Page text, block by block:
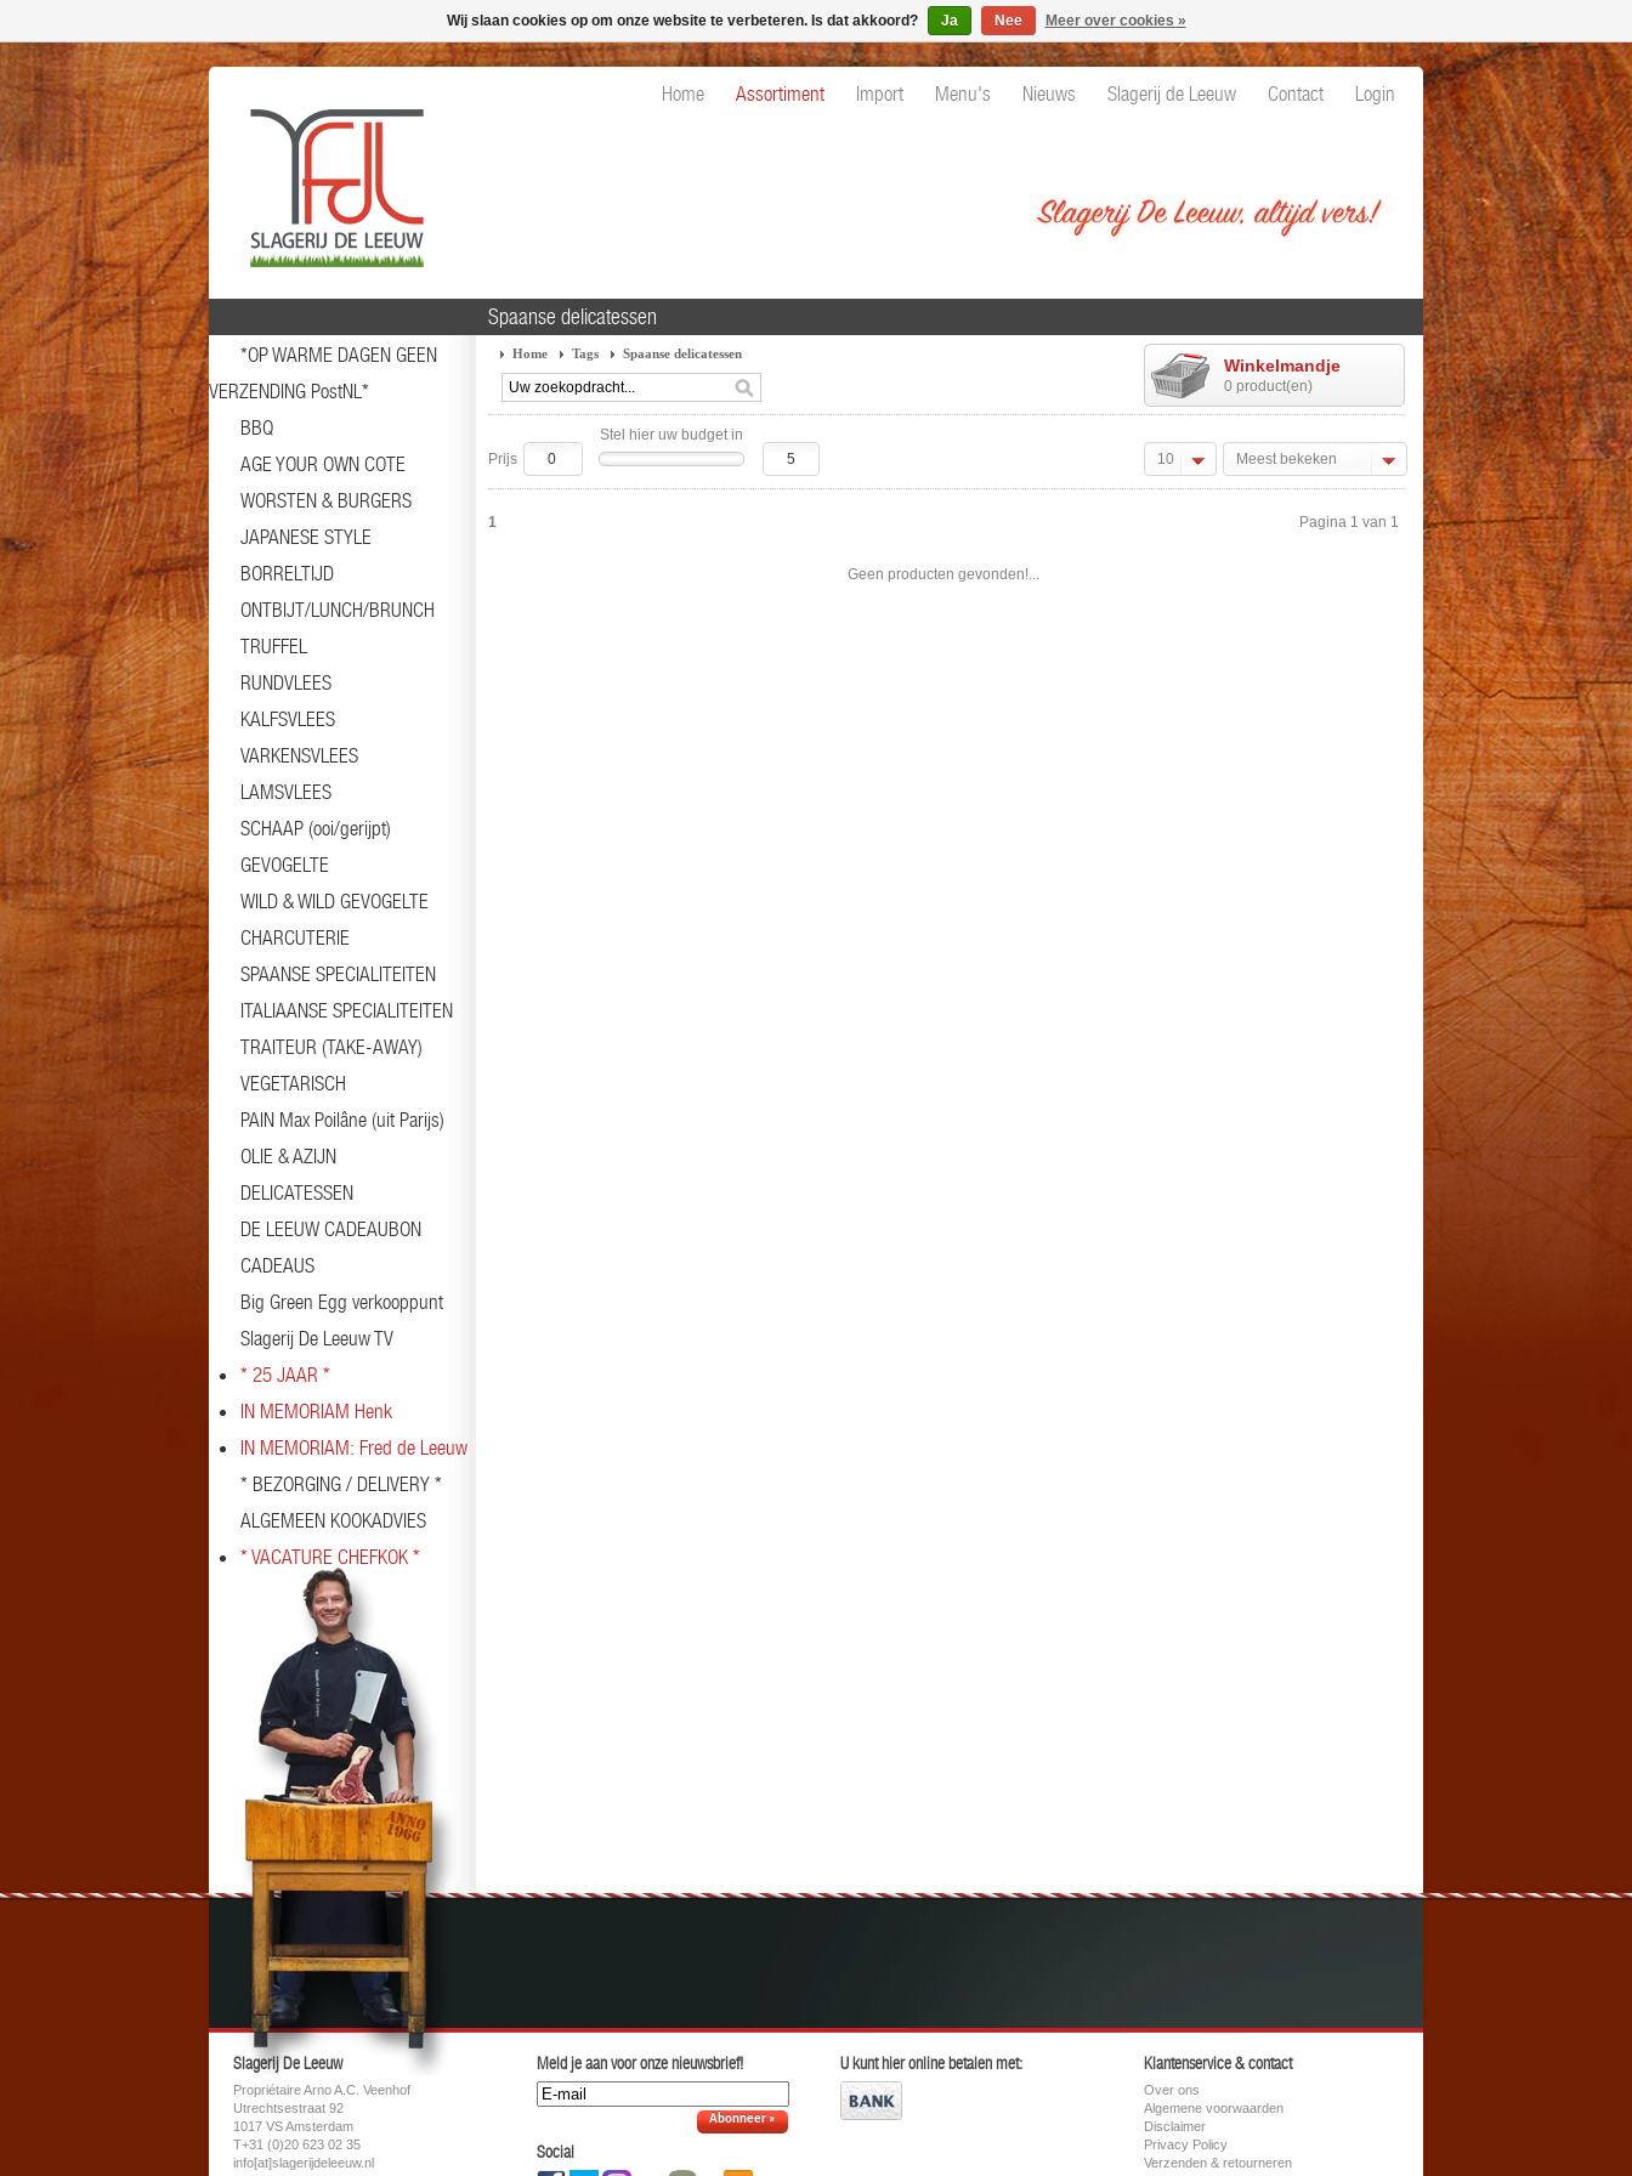
Home Assortiment Import Menu's Nieuws Slagerij de Leeuw Contact Login
*OP WARME DAGEN GEEN
VERZENDING PostNL*
BBQ
AGE YOUR OWN COTE
WORSTEN & BURGERS
JAPANESE STYLE
BORRELTIJD
ONTBIJT/LUNCH/BRUNCH
TRUFFEL
RUNDVLEES
KALFSVLEES
VARKENSVLEES
LAMSVLEES
SCHAAP (ooi/gerijpt)
GEVOGELTE
WILD & WILD GEVOGELTE
CHARCUTERIE
SPAANSE SPECIALITEITEN
ITALIAANSE SPECIALITEITEN
TRAITEUR (TAKE-AWAY)
VEGETARISCH
PAIN Max Poilâne (uit Parijs)
OLIE & AZIJN
DELICATESSEN
DE LEEUW CADEAUBON
CADEAUS
Big Green Egg verkooppunt
Slagerij De Leeuw TV
* 25 JAAR *
IN MEMORIAM Henk
IN MEMORIAM: Fred de Leeuw
* BEZORGING / DELIVERY *
ALGEMEEN KOOKADVIES
* VACATURE CHEFKOK *
Spaanse delicatessen
Home Tags Spaanse delicatessen
Winkelmandje
0 product(en)
Stel hier uw budget in
Prijs
10 Meest bekeken
Geen producten gevonden!...
1 Pagina 1 van 1
Slagerij De Leeuw
Propriétaire Arno A.C. Veenhof
Utrechtsestraat 92
1017 VS Amsterdam
T+31 (0)20 623 02 35
info[at]slagerijdeleeuw.nl
Meld je aan voor onze nieuwsbrief!
Abonneer »
Social
U kunt hier online betalen met: Klantenservice & contact
Over ons
Algemene voorwaarden
Disclaimer
Privacy Policy
Verzenden & retourneren
Wij slaan cookies op om onze website te verbeteren. Is dat akkoord? Ja Nee Meer over cookies »